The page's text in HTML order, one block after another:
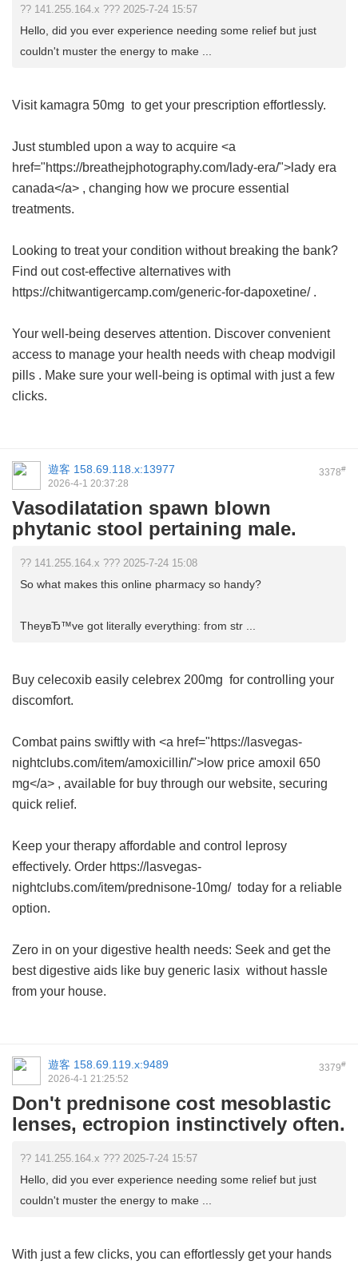
?? 141.255.164.x ??? 2025-7-24 15:57
Hello, did you ever experience needing some relief but just
couldn't muster the energy to make ...
Visit kamagra 50mg to get your prescription effortlessly.
Just stumbled upon a way to acquire <a
href="https://breathejphotography.com/lady-era/">lady era
canada</a> , changing how we procure essential
treatments.
Looking to treat your condition without breaking the bank?
Find out cost-effective alternatives with
https://chitwantigercamp.com/generic-for-dapoxetine/ .
Your well-being deserves attention. Discover convenient
access to manage your health needs with cheap modvigil
pills . Make sure your well-being is optimal with just a few
clicks.
3378#
遊客 158.69.118.x:13977
2026-4-1 20:37:28
Vasodilatation spawn blown
phytanic stool pertaining male.
?? 141.255.164.x ??? 2025-7-24 15:08
So what makes this online pharmacy so handy?
TheyвЂ™ve got literally everything: from str ...
Buy celecoxib easily celebrex 200mg for controlling your
discomfort.
Combat pains swiftly with <a href="https://lasvegas-
nightclubs.com/item/amoxicillin/">low price amoxil 650
mg</a> , available for buy through our website, securing
quick relief.
Keep your therapy affordable and control leprosy
effectively. Order https://lasvegas-
nightclubs.com/item/prednisone-10mg/ today for a reliable
option.
Zero in on your digestive health needs: Seek and get the
best digestive aids like buy generic lasix without hassle
from your house.
3379#
遊客 158.69.119.x:9489
2026-4-1 21:25:52
Don't prednisone cost mesoblastic
lenses, ectropion instinctively often.
?? 141.255.164.x ??? 2025-7-24 15:57
Hello, did you ever experience needing some relief but just
couldn't muster the energy to make ...
With just a few clicks, you can effortlessly get your hands